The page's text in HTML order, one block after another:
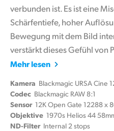
verbunden ist. Es ist eine
Schärfentiefe, hoher
Bewegung mit dem Bild
verstärkt dieses Gefühl von
Mehr lesen
Kamera Blackmagic URSA Cine
Codec Blackmagic RAW 8:1
Sensor 12K Open Gate 12288 x
Objektive 1970s Helios 44
ND-Filter Internal 2 stops